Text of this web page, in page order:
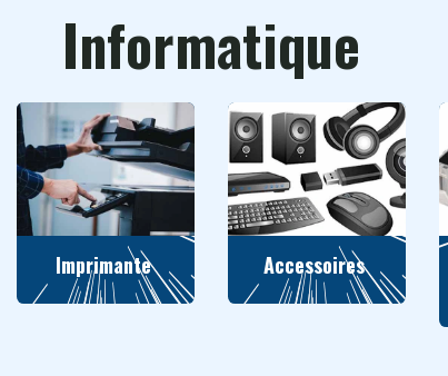
Informatique
Imprimante Accessoires